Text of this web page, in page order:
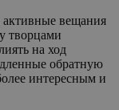
вещания
творцами
на ход
обратную
интересным и